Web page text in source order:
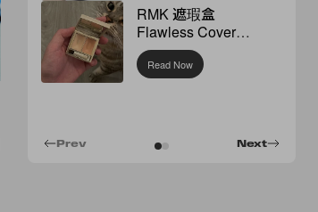
RMK 遮瑕盒
Flawless Cover
Concealer
Read Now
Next
Prev